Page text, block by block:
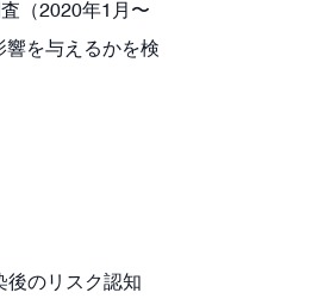
（2020年1月〜
を与えるかを検
後のリスク認知